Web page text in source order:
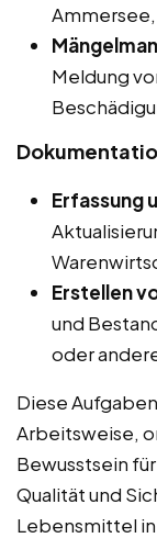
Ammersee,
Meldung
Erfassung
Erstellen
und
oder
Diese
Arbeitsweise,
Bewusstsein
Qualität und
Lebensmittel in